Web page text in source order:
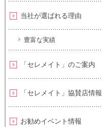
当社が選ばれる理由
豊富な実績
「セレメイト」のご案内
「セレメイト」協賛店情報
お勧めイベント情報